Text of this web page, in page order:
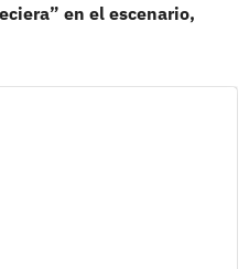
en el escenario,